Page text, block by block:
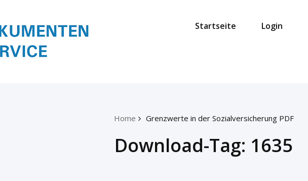
Startseite Login
Home Grenzwerte in der Sozialversicherung PDF
Download-Tag: 1635